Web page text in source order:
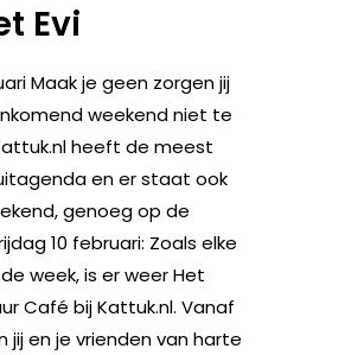
Evi
Maak je geen zorgen jij
weekend niet te
heeft de meest
en er staat ook
genoeg op de
10 februari: Zoals elke
week, is er weer Het
Café bij Kattuk.nl. Vanaf
jij en je vrienden van harte